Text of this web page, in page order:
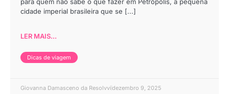
para quem não sabe o que fazer em Petrópolis, a pequena
cidade imperial brasileira que se [...]
LER MAIS...
Dicas de viagem
Giovanna Damasceno da Resolvvidezembro 9, 2025